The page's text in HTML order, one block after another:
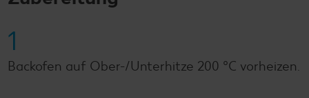
1
Backofen auf Ober-/Unterhitze 200 °C vorheizen.